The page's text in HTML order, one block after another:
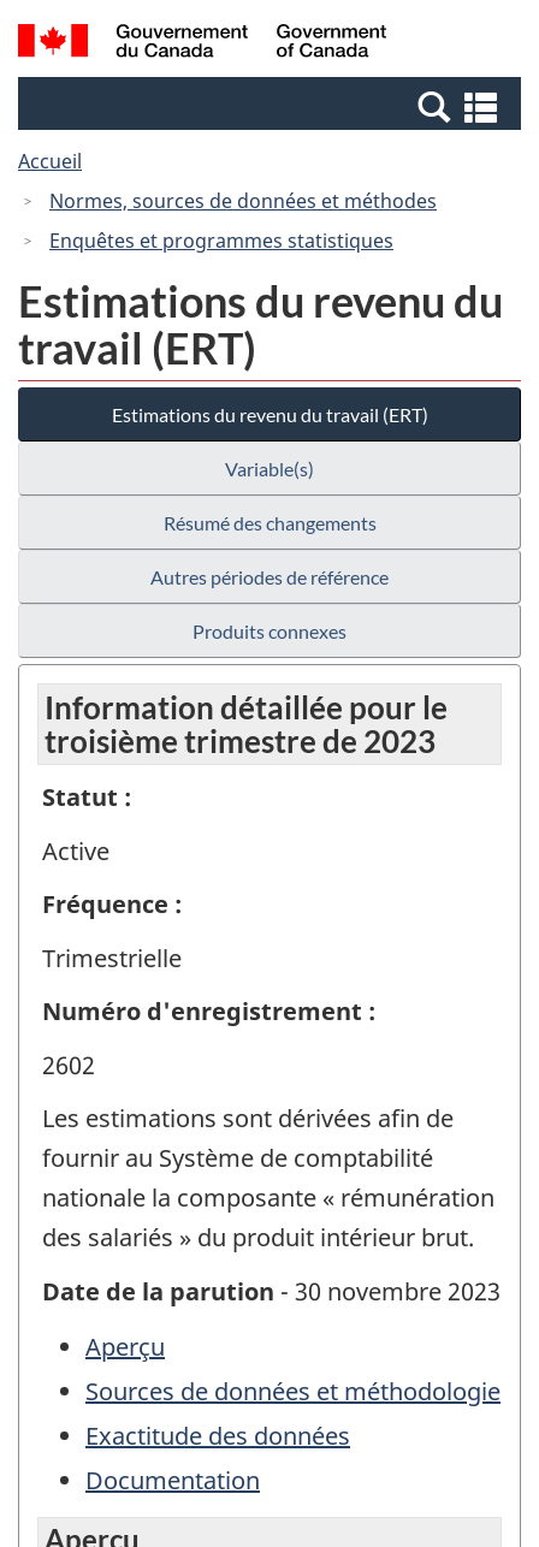
Passer
au
Passer
à
Canada
Recherche
et
et
Accueil
Normes, sources de données et méthodes
Enquêtes et programmes statistiques
Estimations du revenu du
travail (ERT)
Estimations du revenu du travail (ERT)
Variable(s)
Résumé des changements
Autres périodes de référence
Produits connexes
Information détaillée pour le
troisième trimestre de 2023
Statut :
Active
Fréquence :
Trimestrielle
Numéro d'enregistrement :
2602
Les estimations sont dérivées afin de
fournir au Système de comptabilité
nationale la composante « rémunération
des salariés » du produit intérieur brut.
Date de la parution - 30 novembre 2023
Aperçu
Sources de données et méthodologie
Exactitude des données
Documentation
Aperçu